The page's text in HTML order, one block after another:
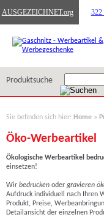
AUSGEZEICHNET.org 322
Produktsuche
Sie befinden sich hier: Home »
Öko-Werbeartikel
Ökologische Werbeartikel
einsetzen!
Wir bedrucken oder gravieren
Aufdruck individuell nach Ihren
Produkt, Preise,
Detailansicht der einzelnen